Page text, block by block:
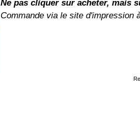
Ne pas cliquer sur acheter, mais
Commande via le site d'impression